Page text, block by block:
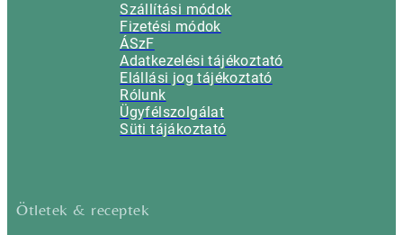
Szállítási módok
Fizetési módok
ÁSzF
Adatkezelési tájékoztató
Elállási jog tájékoztató
Rólunk
Ügyfélszolgálat
Süti tájákoztató
Ötletek & receptek